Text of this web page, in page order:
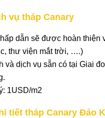
vụ tháp Canary
dẫn sẽ được hoàn thiện
thư viện mắt trời, ….)
và dịch vụ sẵn có tại Giai
1USD/m2
tiết tháp Canary Đảo